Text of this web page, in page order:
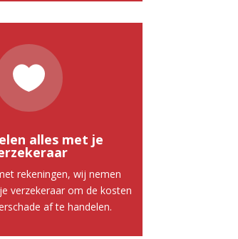

alles met je
rekeningen, wij nemen
verzekeraar om de kosten
af te handelen.